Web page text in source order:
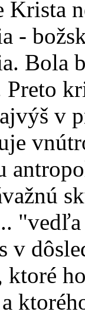
Krista
-
Bola
Preto
v
v
ktoré